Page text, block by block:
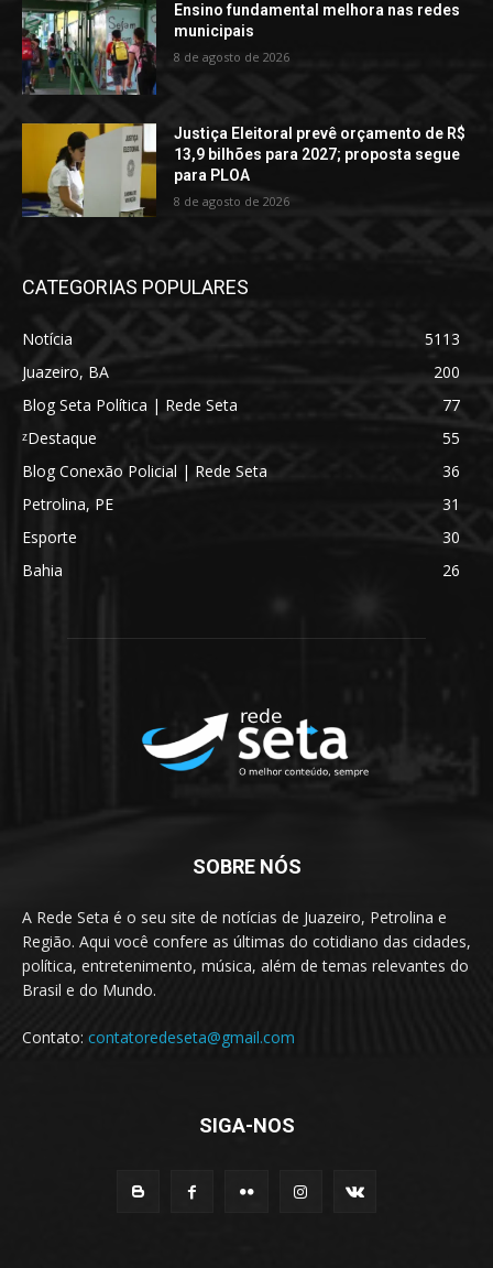
Ensino fundamental melhora nas redes
municipais
8 de agosto de 2026
Justiça Eleitoral prevê orçamento de R$
13,9 bilhões para 2027; proposta segue
para PLOA
8 de agosto de 2026
CATEGORIAS POPULARES
Notícia
5113
Juazeiro, BA
200
Blog Seta Política | Rede Seta
77
ᶻDestaque
55
Blog Conexão Policial | Rede Seta
36
Petrolina, PE
31
Esporte
30
Bahia
26
SOBRE NÓS
A Rede Seta é o seu site de notícias de Juazeiro, Petrolina e
Região. Aqui você confere as últimas do cotidiano das cidades,
política, entretenimento, música, além de temas relevantes do
Brasil e do Mundo.
Contato: contatoredeseta@gmail.com
SIGA-NOS